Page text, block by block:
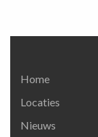
Home
Locaties
Nieuws